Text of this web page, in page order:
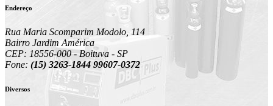
Endereço
Rua Maria Scomparim Modolo, 114
Bairro Jardim América
CEP: 18556-000 - Boituva - SP
Fone: (15) 3263-1844 99607-0372
Diversos